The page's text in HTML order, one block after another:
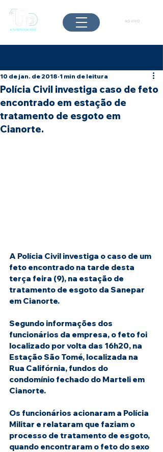
AO VIVO
Polícia Civil investiga caso de feto
encontrado em estação de
tratamento de esgoto em
Cianorte.
10 de jan. de 2018 1 min de leitura
A Polícia Civil investiga o caso de um
feto encontrado na tarde desta
terça feira (9), na estação de
tratamento de esgoto da Sanepar
em Cianorte.
Segundo informações dos
funcionários da empresa, o feto foi
localizado por volta das 16h20, na
Estação São Tomé, localizada na
Rua Califórnia, fundos do
condomínio fechado do Marteli em
Cianorte.
Os funcionários acionaram a Polícia
Militar e relataram que faziam o
processo de tratamento de esgoto,
quando encontraram o feto do sexo